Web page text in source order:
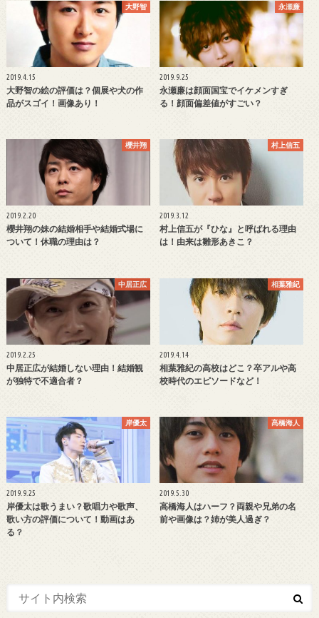
大野智
2019.4.15
大野智の絵の評価は？個展や犬の作
品がスゴイ！画像あり！
永瀬廉
2019.9.25
永瀬廉は顔面国宝でイケメンすぎ
る！顔面偏差値がすごい？
櫻井翔
2019.2.20
櫻井翔の妹の結婚相手や結婚式場に
ついて！休職の理由は？
村上信五
2019.3.12
村上信五が『ひな』と呼ばれる理由
は！由来は雛形あきこ？
中居正広
2019.2.25
中居正広が結婚しない理由！結婚観
が独特で不適合者？
相葉雅紀
2019.4.14
相葉雅紀の高校はどこ？卒アルや高
校時代のエピソードなど！
岸優太
2019.9.25
岸優太は歌うまい？歌唱力や歌声、
歌い方の評価について！動画はあ
る？
髙橋海人
2019.5.30
高橋海人はハーフ？両親や兄弟の名
前や画像は？姉が美人過ぎ？